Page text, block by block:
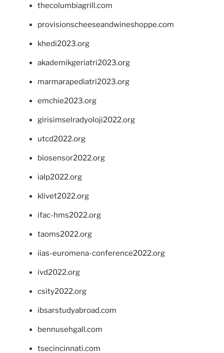
thecolumbiagrill.com
provisionscheeseandwineshoppe.com
khedi2023.org
akademikgeriatri2023.org
marmarapediatri2023.org
emchie2023.org
girisimselradyoloji2022.org
utcd2022.org
biosensor2022.org
ialp2022.org
klivet2022.org
ifac-hms2022.org
taoms2022.org
iias-euromena-conference2022.org
ivd2022.org
csity2022.org
ibsarstudyabroad.com
bennusehgall.com
tsecincinnati.com